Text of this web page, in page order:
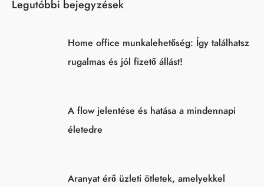
Legutóbbi bejegyzések
Home office munkalehetőség: Így találhatsz
rugalmas és jól fizető állást!
A flow jelentése és hatása a mindennapi
életedre
Aranyat érő üzleti ötletek, amelyekkel